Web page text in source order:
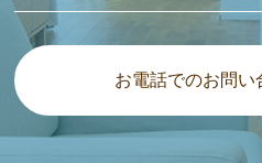
お電話でのお問い